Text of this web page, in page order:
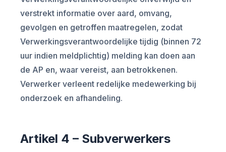
verstrekt informatie over aard, omvang,
gevolgen en getroffen maatregelen, zodat
Verwerkingsverantwoordelijke tijdig (binnen 72
uur indien meldplichtig) melding kan doen aan
de AP en, waar vereist, aan betrokkenen.
Verwerker verleent redelijke medewerking bij
onderzoek en afhandeling.
Artikel 4 – Subverwerkers